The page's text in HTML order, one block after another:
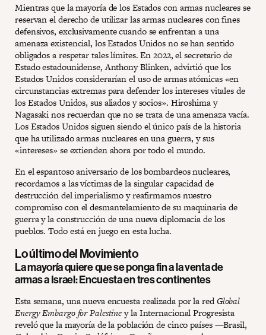
Mientras que la mayoría de los Estados con armas nucleares se
reservan el derecho de utilizar las armas nucleares con fines
defensivos, exclusivamente cuando se enfrentan a una
amenaza existencial, los Estados Unidos no se han sentido
obligados a respetar tales límites. En 2022, el secretario de
Estado estadounidense, Anthony Blinken, advirtió que los
Estados Unidos considerarían el uso de armas atómicas «en
circunstancias extremas para defender los intereses vitales de
los Estados Unidos, sus aliados y socios». Hiroshima y
Nagasaki nos recuerdan que no se trata de una amenaza vacía.
Los Estados Unidos siguen siendo el único país de la historia
que ha utilizado armas nucleares en una guerra, y sus
«intereses» se extienden ahora por todo el mundo.
En el espantoso aniversario de los bombardeos nucleares,
recordamos a las víctimas de la singular capacidad de
destrucción del imperialismo y reafirmamos nuestro
compromiso con el desmantelamiento de su maquinaria de
guerra y la construcción de una nueva diplomacia de los
pueblos. Todo está en juego en esta lucha.
Lo último del Movimiento
La mayoría quiere que se ponga fin a la venta de
armas a Israel: Encuesta en tres continentes
Esta semana, una nueva encuesta realizada por la redGlobal
Energy Embargo for Palestiney la Internacional Progresista
reveló que la mayoría de la población de cinco países —Brasil,